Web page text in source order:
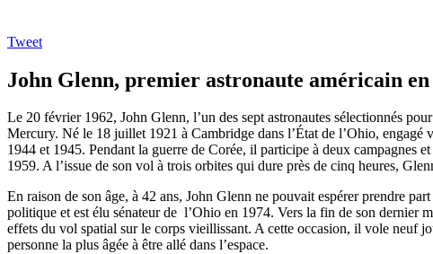
Tweet
John Glenn, premier astronaute américain
Le 20 février 1962, John Glenn, l’un des sept astronautes sélectionnés
Mercury. Né le 18 juillet 1921 à Cambridge dans l’État de l’Ohio,
1944 et 1945. Pendant la guerre de Corée, il participe à deux campagnes
1959. A l’issue de son vol à trois orbites qui dure près de cinq heures,
En raison de son âge, à 42 ans, John Glenn ne pouvait espérer prendre
politique et est élu sénateur de l’Ohio en 1974. Vers la fin de son dernier
effets du vol spatial sur le corps vieillissant. A cette occasion, il vole neuf
personne la plus âgée à être allé dans l’espace.